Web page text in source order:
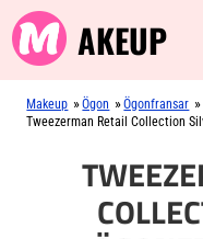
AKEUP
Makeup »Ögon »Ögonfransar »
Tweezerman Retail Collection